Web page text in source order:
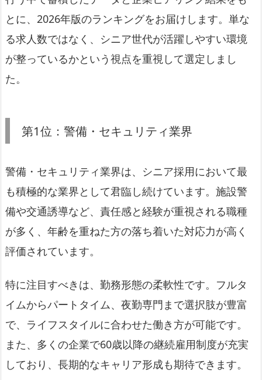
とに、2026年版のランキングをお届けします。単な
る求人数ではなく、シニア世代が活躍しやすい環境
が整っているかという視点を重視して選定しまし
た。
第1位：警備・セキュリティ業界
警備・セキュリティ業界は、シニア採用において最
も積極的な業界として君臨し続けています。施設警
備や交通誘導など、責任感と経験が重視される職種
が多く、年齢を重ねた方の落ち着いた対応力が高く
評価されています。
特に注目すべきは、勤務形態の柔軟性です。フルタ
イムからパートタイム、夜勤専門まで選択肢が豊富
で、ライフスタイルに合わせた働き方が可能です。
また、多くの企業で60歳以降の継続雇用制度が充実
しており、長期的なキャリア形成も期待できます。